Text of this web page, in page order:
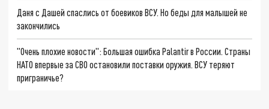
Даня с Дашей спаслись от боевиков ВСУ. Но беды для малышей не
закончились
"Очень плохие новости": Большая ошибка Palantir в России. Страны
НАТО впервые за СВО остановили поставки оружия. ВСУ теряют
приграничье?